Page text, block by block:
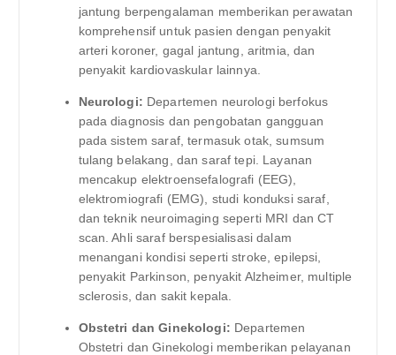
jantung berpengalaman memberikan perawatan
komprehensif untuk pasien dengan penyakit
arteri koroner, gagal jantung, aritmia, dan
penyakit kardiovaskular lainnya.
Neurologi: Departemen neurologi berfokus
pada diagnosis dan pengobatan gangguan
pada sistem saraf, termasuk otak, sumsum
tulang belakang, dan saraf tepi. Layanan
mencakup elektroensefalografi (EEG),
elektromiografi (EMG), studi konduksi saraf,
dan teknik neuroimaging seperti MRI dan CT
scan. Ahli saraf berspesialisasi dalam
menangani kondisi seperti stroke, epilepsi,
penyakit Parkinson, penyakit Alzheimer, multiple
sclerosis, dan sakit kepala.
Obstetri dan Ginekologi: Departemen
Obstetri dan Ginekologi memberikan pelayanan